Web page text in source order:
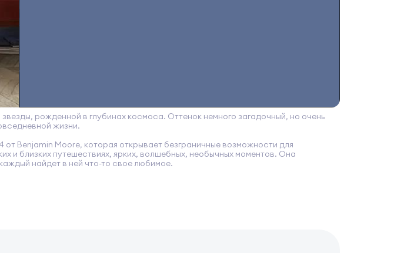
рожденной в глубинах космоса. Оттенок немного загадочный, но очень
жизни.
Benjamin Moore, которая открывает безграничные возможности для
и близких путешествиях, ярких, волшебных, необычных моментов. Она
найдет в ней что-то свое любимое.